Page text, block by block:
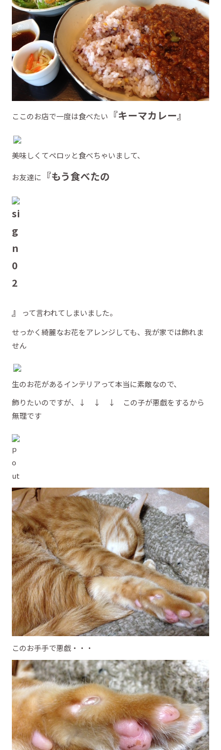
ここのお店で一度は食べたい 『キーマカレー』
美味しくてペロッと食べちゃいまして、
お友達に 『もう食べたの
』
って言われてしまいました。
せっかく綺麗なお花をアレンジしても、我が家では飾れま
せん
生のお花があるインテリアって本当に素敵なので、
飾りたいのですが、↓ ↓ ↓ この子が悪戯をするから
無理です
このお手手で悪戯・・・